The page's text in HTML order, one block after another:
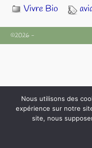
Vivre Bio
©2026 -
Nous utilisons des
expérience sur notre
site, nous